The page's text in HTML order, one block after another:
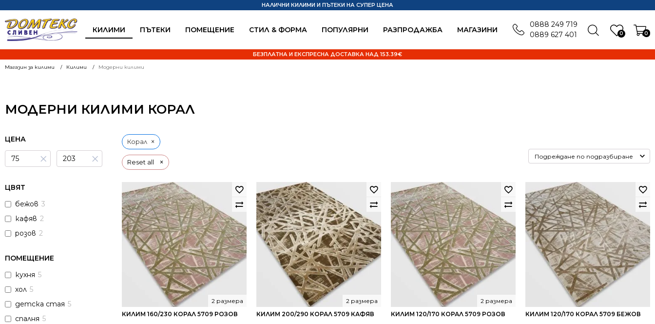
КИЛИМИ ПЪТЕКИ ПОМЕЩЕНИЕ СТИЛ & ФОРМА ПОПУЛЯРНИ РАЗПРОДАЖБА MАГАЗИНИ 0 0
НАЛИЧНИ КИЛИМИ И ПЪТЕКИ НА СУПЕР ЦЕНА
БЕЗПЛАТНА И ЕКСПРЕСНА ДОСТАВКА НАД 153.39€
0888 249 719
0889 627 401
Магазин за килими Килими Модерни килими
МОДЕРНИ КИЛИМИ КОРАЛ
ЦЕНА
× ×
ЦВЯТ
бежов 3
кафяв 2
розов 2
ПОМЕЩЕНИЕ
кухня 5
хол 5
детска стая 5
спалня 5
Reset all ×
Корал ×
КИЛИМ 160/230 КОРАЛ 5709 РОЗОВ
2 размера
КИЛИМ 200/290 КОРАЛ 5709 КАФЯВ
2 размера
КИЛИМ 120/170 КОРАЛ 5709 РОЗОВ
2 размера
КИЛИМ 120/170 КОРАЛ 5709 БЕЖОВ